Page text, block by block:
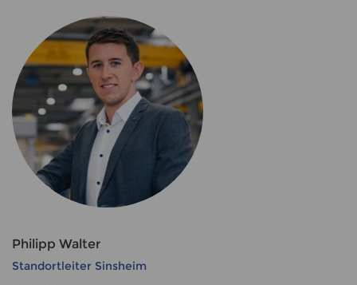
Philipp Walter
Standortleiter Sinsheim